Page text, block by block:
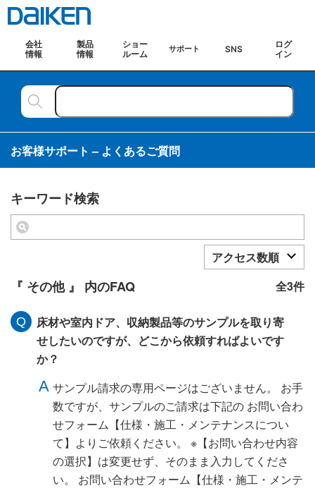
会社
情報
製品
情報
ショー
ルーム
サポート SNS
ログ
イン
お客様サポート – よくあるご質問
キーワード検索
アクセス数順
『 その他 』 内のFAQ 全3件
床材や室内ドア、収納製品等のサンプルを取り寄
せしたいのですが、どこから依頼すればよいです
か？
サンプル請求の専用ページはございません。 お手
数ですが、サンプルのご請求は下記の お問い合わ
せフォーム【仕様・施工・メンテナンスについ
て】よりご依頼ください。 ※【お問い合わせ内容
の選択】は変更せず、そのまま入力してくださ
い。 お問い合わせフォーム【仕様・施工・メンテ